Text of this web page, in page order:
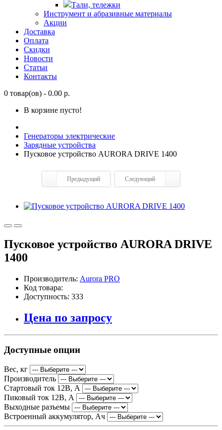
Тали, тележки
Инструмент и абразивные материалы
Акции
Доставка
Оплата
Скидки
Новости
Статьи
Контакты
0 товар(ов) - 0.00 р.
В корзине пусто!
Генераторы электрические
Зарядные устройства
Пусковое устройство AURORA DRIVE 1400
Предыдущий Следующий
Пусковое устройство AURORA DRIVE
1400
Производитель: Aurora PRO
Код товара:
Доступность: 333
Цена по запросу
Доступные опции
Вес, кг
Производитель
Стартовый ток 12В, А
Пиковый ток 12В, А
Выходные разъемы
Встроенный аккумулятор, Ач